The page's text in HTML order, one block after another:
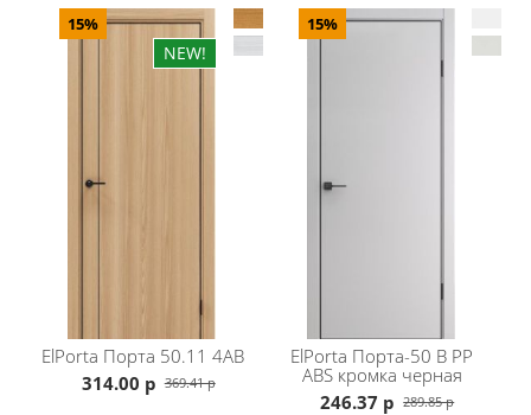
закрывания.
Материал: композитный мебельный щит на основе
высококачественного соснового бруса и MDF,
(lacobel).
Стандартная комплектация: полотно, коробка с
уплотнителем телескопическая , наличник
телескопический плоский, также возможно
заказать добор 10/15/20см
Подробности по сроку изготовления уточняйте у
наших менеджеров
15%
ElPorta Порта 50.11 4AB
314.00 р 369.41 р
15%
ElPorta Порта-50 B PP
ABS кромка черная
246.37 р 289.85 р